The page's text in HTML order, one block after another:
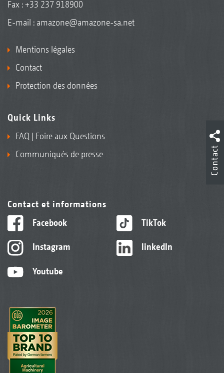
Fax : +33 237 918900
E-mail : amazone@amazone-sa.net
Mentions légales
Contact
Protection des données
Quick Links
FAQ | Foire aux Questions
Communiqués de presse
Contact et informations
Facebook
Instagram
Youtube
TikTok
linkedIn
Contact